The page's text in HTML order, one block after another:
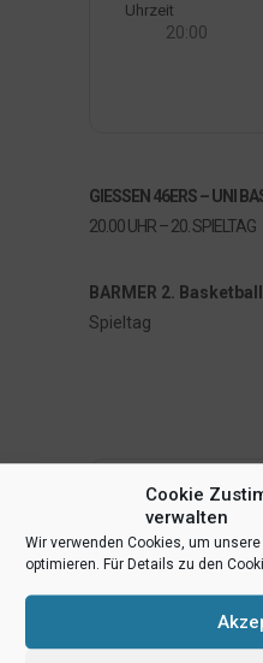
Cookie
verwalten
Wir verwenden Cookies, um
optimieren. Für Details zu den
Uhrzeit
20:00
GIESSEN 46ERS – UNI
20.00 UHR – 20. SPIELTAG
BARMER 2.
Spieltag
+ Zu Google
+ iCal /